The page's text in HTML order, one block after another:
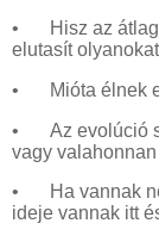
•
Hisz az
elutasít
•
Mióta élnek
•
Az evolúció
vagy
•
Ha vannak
ideje vannak itt